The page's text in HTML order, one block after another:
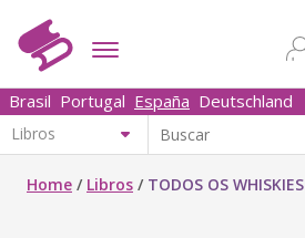
Brasil Portugal España Deutschland
Home / Libros / TODOS OS WHISKIES